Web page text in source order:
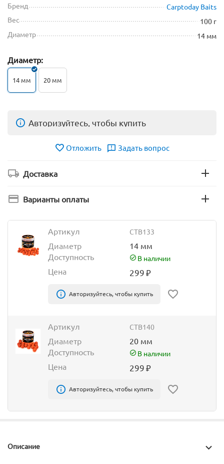
Бренд
Carptoday Baits
Вес
100 г
Диаметр
14 мм
Диаметр:
14 мм 20 мм
Авторизуйтесь, чтобы купить
Отложить Задать вопрос
Доставка
Варианты оплаты
Артикул CTB133
Диаметр
14 мм
Доступность
В наличии
Цена 299₽
Авторизуйтесь, чтобы купить
Артикул CTB140
Диаметр
20 мм
Доступность
В наличии
Цена 299₽
Авторизуйтесь, чтобы купить
Описание